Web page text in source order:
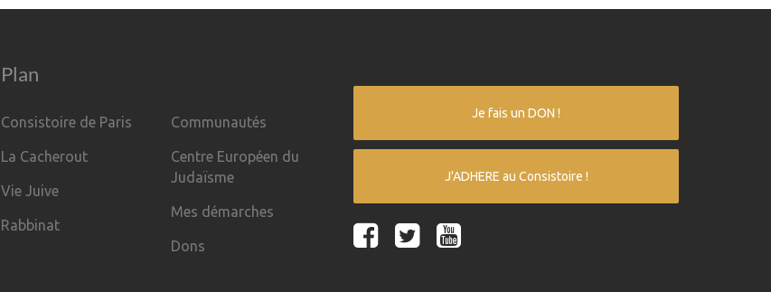
Plan
Consistoire de Paris
La Cacherout
Vie Juive
Rabbinat
Communautés
Centre Européen du
Judaïsme
Mes démarches
Dons
Je fais un DON !
J'ADHERE au Consistoire !